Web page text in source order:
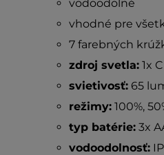
vodoodolné
vhodné pre
7 farebných
zdroj svetla:1x
svietivosť:65
režimy:100%,
typ batérie:3x
vodoodolnosť: